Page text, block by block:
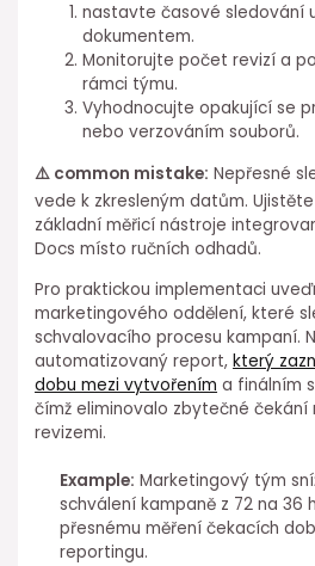
nastavte časové sledování
dokumentem.
Monitorujte počet revizí a
rámci týmu.
Vyhodnocujte opakující se⁣
nebo verzováním⁣ souborů.
⚠️⁣ common mistake: Nepřesné
vede k zkresleným datům.
základní měřicí nástroje
Docs místo ručních odhadů.
Pro praktickou implementaci
marketingového oddělení, které
⁤schvalovacího procesu kampaní.
⁣automatizovaný report,který
dobu mezi vytvořením a finálním
⁢čímž eliminovalo zbytečné čekání
revizemi.
Example: Marketingový tým
schválení kampaně ⁤z 72 na 36
přesnému měření čekacích
reportingu.